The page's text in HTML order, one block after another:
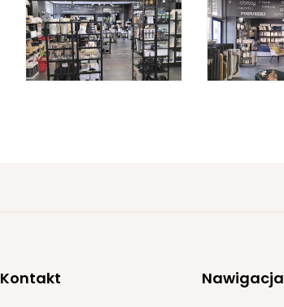
Kontakt Nawigacja